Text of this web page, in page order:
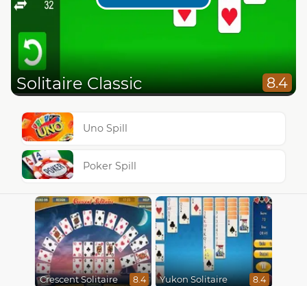
Solitaire Classic 8.4
Uno Spill
Poker Spill
Crescent Solitaire 8.4 Yukon Solitaire 8.4